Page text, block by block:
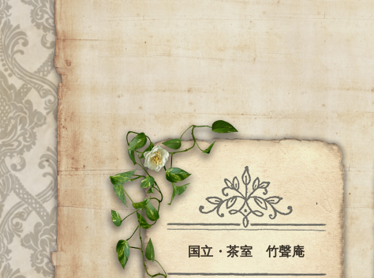
国立・茶室 竹聲庵